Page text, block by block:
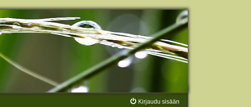
Kirjaudu sisään